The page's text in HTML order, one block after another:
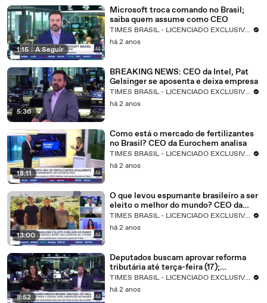
1:15 | A Seguir
Microsoft troca comando no Brasil;
saiba quem assume como CEO
TIMES BRASIL - LICENCIADO EXCLUSIVO CNBC
há 2 anos
5:36
BREAKING NEWS: CEO da Intel, Pat
Gelsinger se aposenta e deixa empresa
TIMES BRASIL - LICENCIADO EXCLUSIVO CNBC
há 2 anos
18:11
Como está o mercado de fertilizantes
no Brasil? CEO da Eurochem analisa
TIMES BRASIL - LICENCIADO EXCLUSIVO CNBC
há 2 anos
13:00
O que levou espumante brasileiro a ser
eleito o melhor do mundo? CEO da
Nova Aliança detalha
TIMES BRASIL - LICENCIADO EXCLUSIVO CNBC
há 2 anos
8:52
Deputados buscam aprovar reforma
tributária até terça-feira (17);
especialista comenta
TIMES BRASIL - LICENCIADO EXCLUSIVO CNBC
há 2 anos